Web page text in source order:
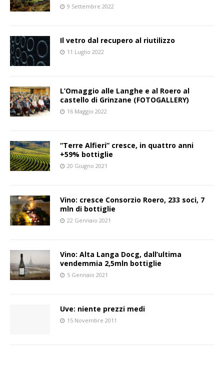
9 Settembre 2022
Il vetro dal recupero al riutilizzo
11 Luglio 2022
L’Omaggio alle Langhe e al Roero al
castello di Grinzane (FOTOGALLERY)
16 Maggio 2022
“Terre Alfieri” cresce, in quattro anni
+59% bottiglie
20 Giugno 2021
Vino: cresce Consorzio Roero, 233 soci, 7
mln di bottiglie
22 Gennaio 2021
Vino: Alta Langa Docg, dall’ultima
vendemmia 2,5mln bottiglie
5 Gennaio 2021
Uve: niente prezzi medi
15 Novembre 2011